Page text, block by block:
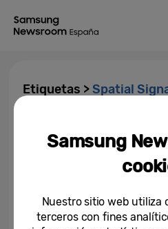
Etiquetas > Spatial
gama
n.º 1
Samsung
Nuestro sitio web utiliza
terceros con fines